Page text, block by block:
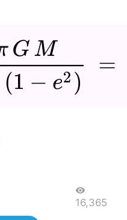
visibility
16,365